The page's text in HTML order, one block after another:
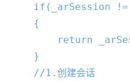
if (_arSession !=
    {
return
    }
//1.创建会话